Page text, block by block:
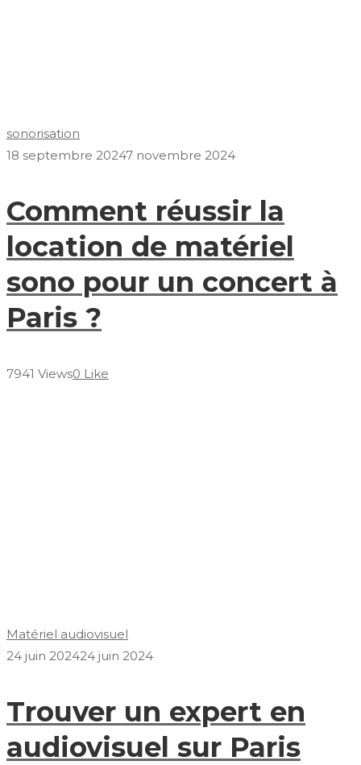
sonorisation
18 septembre 20247 novembre 2024
Comment réussir la
location de matériel
sono pour un concert à
Paris ?
7941 Views0 Like
Matériel audiovisuel
24 juin 202424 juin 2024
Trouver un expert en
audiovisuel sur Paris